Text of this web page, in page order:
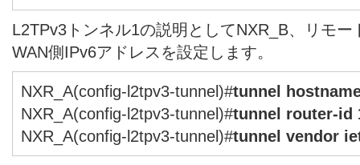
L2TPv3トンネル1の説明としてNXR_B、リモー
WAN側IPv6アドレスを設定します。
NXR_A(config-l2tpv3-tunnel)#tunnel
NXR_A(config-l2tpv3-tunnel)#tunnel router-id
NXR_A(config-l2tpv3-tunnel)#tunnel vendor